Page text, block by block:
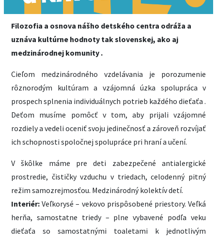
Filozofia a osnova nášho detského centra odráža a
uznáva kultúrne hodnoty tak slovenskej, ako aj
medzinárodnej komunity .
Cieľom medzinárodného vzdelávania je porozumenie
rôznorodým kultúram a vzájomná úzka spolupráca v
prospech splnenia individuálnych potrieb každého dieťaťa .
Deťom musíme pomôcť v tom, aby prijali vzájomné
rozdiely a vedeli oceniť svoju jedinečnosť a zároveň rozvíjať
ich schopnosti spoločnej spolupráce pri hraní a učení.
V škôlke máme pre deti zabezpečené antialergické
prostredie, čističky vzduchu v triedach, celodenný pitný
režim samozrejmosťou. Medzinárodný kolektív detí.
Interiér: Veľkorysé – vekovo prispôsobené priestory. Veľká
herňa, samostatne triedy – plne vybavené podľa veku
dieťaťa so samostatnými toaletami k jednotlivým